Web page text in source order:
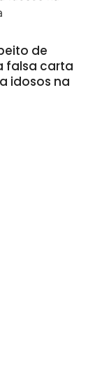
de
falsa carta
idosos na